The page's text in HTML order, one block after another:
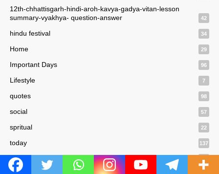
12th-chhattisgarh-hindi-aroh-kavya-gadya-vitan-lesson
summary-vyakhya- question-answer
42
hindu festival 34
Home 29
Important Days 96
Lifestyle 7
quotes 98
social 57
spritual 22
today 137
vyakaran 20